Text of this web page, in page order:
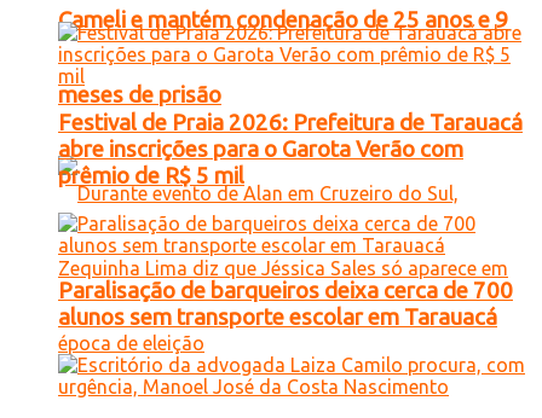
Cameli e mantém condenação de 25 anos e 9
meses de prisão
Festival de Praia 2026: Prefeitura de Tarauacá
abre inscrições para o Garota Verão com
prêmio de R$ 5 mil
Paralisação de barqueiros deixa cerca de 700
alunos sem transporte escolar em Tarauacá